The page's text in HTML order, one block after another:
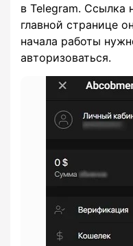
в Telegram. Ссылка
главной странице
начала работы
авторизоваться.